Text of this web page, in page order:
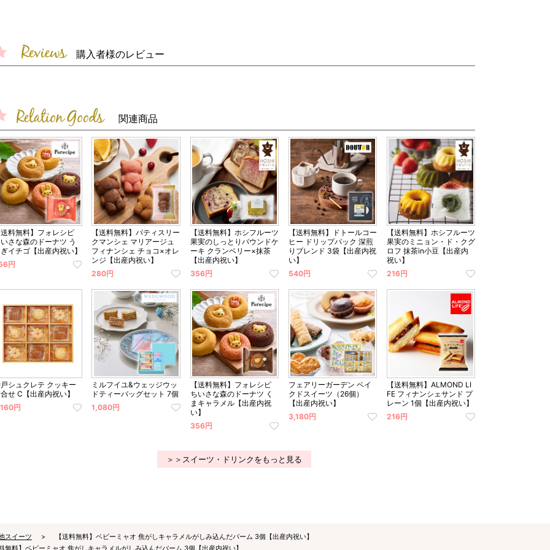
購入者様のレビュー
関連商品
料無料】フォレシピ
さな森のドーナツ う
イチゴ【出産内祝い】
円
【送料無料】パティスリー
クマンシェ マリアージュ
フィナンシェ チョコ×オレ
ンジ【出産内祝い】
280円
【送料無料】ホシフルーツ
果実のしっとりパウンドケ
ーキ クランベリー×抹茶
【出産内祝い】
356円
【送料無料】ドトールコー
ヒー ドリップパック 深煎
りブレンド 3袋【出産内祝
い】
540円
【送料無料】ホシフルーツ
果実のミニョン・ド・クグ
ロフ 抹茶in小豆【出産内
祝い】
216円
シュクレテ クッキー
せ C【出産内祝い】
円
ミルフイユ&ウェッジウッ
ドティーバッグセット 7個
1,080円
【送料無料】フォレシピ
ちいさな森のドーナツ く
まキャラメル【出産内祝
い】
356円
フェアリーガーデン ベイ
クドスイーツ（26個）
【出産内祝い】
3,180円
【送料無料】ALMOND LI
FE フィナンシェサンド プ
レーン 1個【出産内祝い】
216円
＞＞スイーツ・ドリンクをもっと見る
スイーツ
【送料無料】ベビーミャオ 焦がしキャラメルがしみ込んだバーム 3個【出産内祝い】
無料】ベビーミャオ 焦がしキャラメルがしみ込んだバーム 3個【出産内祝い】